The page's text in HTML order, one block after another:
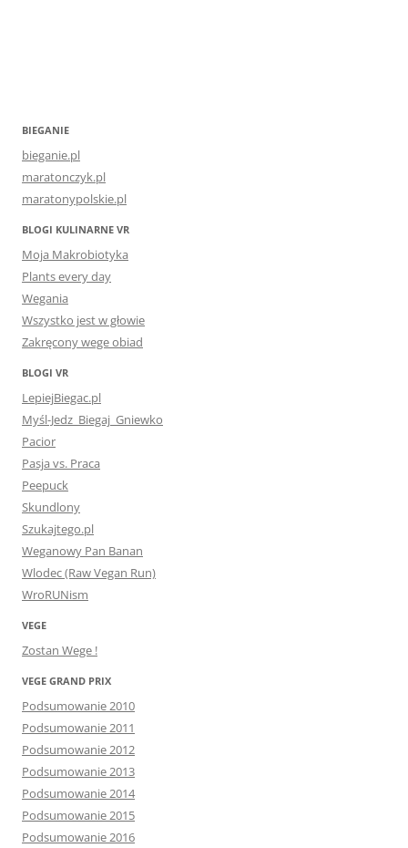
BIEGANIE
bieganie.pl
maratonczyk.pl
maratonypolskie.pl
BLOGI KULINARNE VR
Moja Makrobiotyka
Plants every day
Wegania
Wszystko jest w głowie
Zakręcony wege obiad
BLOGI VR
LepiejBiegac.pl
Myśl-Jedz_Biegaj_Gniewko
Pacior
Pasja vs. Praca
Peepuck
Skundlony
Szukajtego.pl
Weganowy Pan Banan
Wlodec (Raw Vegan Run)
WroRUNism
VEGE
Zostan Wege !
VEGE GRAND PRIX
Podsumowanie 2010
Podsumowanie 2011
Podsumowanie 2012
Podsumowanie 2013
Podsumowanie 2014
Podsumowanie 2015
Podsumowanie 2016